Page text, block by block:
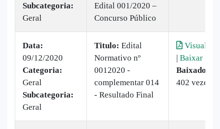
Subcategoria:
Geral
Edital 001/2020 –
Concurso Público
Data:
09/12/2020
Categoria:
Geral
Subcategoria:
Geral
Titulo: Edital
Normativo nº
0012020 -
complementar 014
- Resultado Final
Visualizar
| Baixar
Baixado:
402 vezes